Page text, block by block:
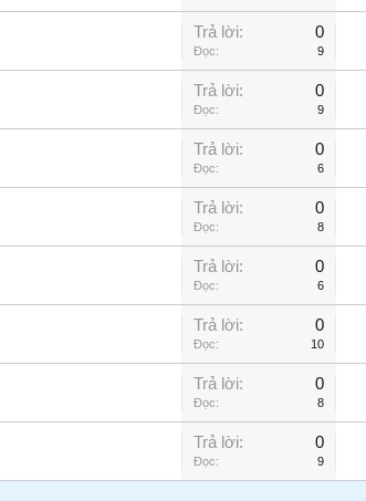
Trả lời: 0
Đọc: 9
Trả lời: 0
Đọc: 9
Trả lời: 0
Đọc: 6
Trả lời: 0
Đọc: 8
Trả lời: 0
Đọc: 6
Trả lời: 0
Đọc: 10
Trả lời: 0
Đọc: 8
Trả lời: 0
Đọc: 9